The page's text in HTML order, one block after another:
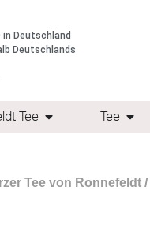
in Deutschland
Deutschlands
Tee Tee
Tee von Ronnefeldt /